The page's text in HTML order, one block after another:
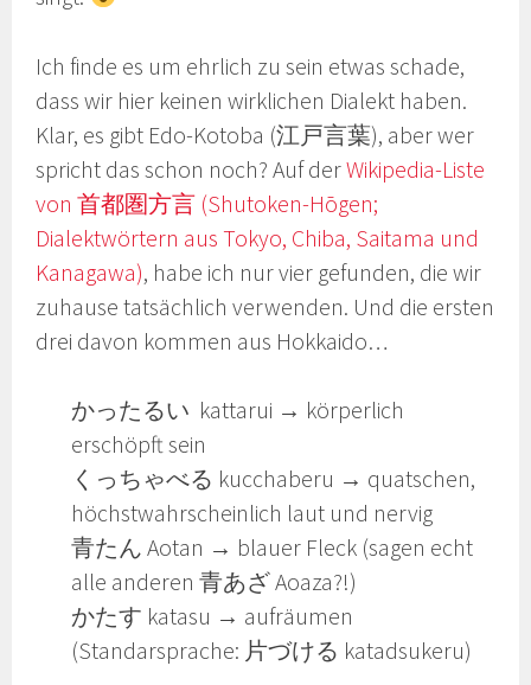
Ich finde es um ehrlich zu sein etwas schade,
dass wir hier keinen wirklichen Dialekt haben.
Klar, es gibt Edo-Kotoba (江戸言葉), aber wer
spricht das schon noch? Auf derWikipedia-Liste
von 首都圏方言 (Shutoken-Hōgen;
Dialektwörtern aus Tokyo, Chiba, Saitama und
Kanagawa), habe ich nur vier gefunden, die wir
zuhause tatsächlich verwenden. Und die ersten
drei davon kommen aus Hokkaido…
かったるい kattarui → körperlich
erschöpft sein
くっちゃべる kucchaberu → quatschen,
höchstwahrscheinlich laut und nervig
青たん Aotan → blauer Fleck (sagen echt
alle anderen 青あざ Aoaza?!)
かたす katasu → aufräumen
(Standarsprache: 片づける katadsukeru)